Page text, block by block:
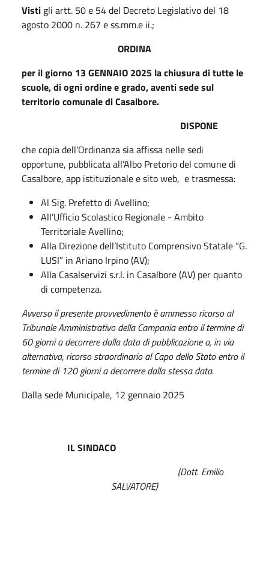
Visti gli artt. 50 e 54 del Decreto Legislativo del 18
agosto 2000 n. 267 e ss.mm.e ii.;
ORDINA
per il giorno 13 GENNAIO 2025 la chiusura di tutte le
scuole, di ogni ordine e grado, aventi sede sul
territorio comunale di Casalbore.
DISPONE
che copia dell’Ordinanza sia affissa nelle sedi
opportune, pubblicata all’Albo Pretorio del comune di
Casalbore, app istituzionale e sito web, e trasmessa:
Al Sig. Prefetto di Avellino;
All’Ufficio Scolastico Regionale - Ambito
Territoriale Avellino;
Alla Direzione dell’Istituto Comprensivo Statale “G.
LUSI” in Ariano Irpino (AV);
Alla Casalservizi s.r.l. in Casalbore (AV) per quanto
di competenza.
Avverso il presente provvedimento è ammesso ricorso al
Tribunale Amministrativo della Campania entro il termine di
60 giorni a decorrere dalla data di pubblicazione o, in via
alternativa, ricorso straordinario al Capo dello Stato entro il
termine di 120 giorni a decorrere dalla stessa data.
Dalla sede Municipale, 12 gennaio 2025
IL SINDACO
(Dott. Emilio
SALVATORE)